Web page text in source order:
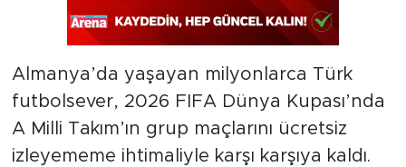
Almanya’da yaşayan milyonlarca Türk
futbolsever, 2026 FIFA Dünya Kupası’nda
A Milli Takım’ın grup maçlarını ücretsiz
izleyememe ihtimaliyle karşı karşıya kaldı.